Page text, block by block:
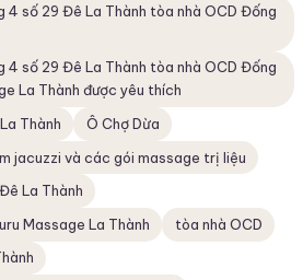
4 số 29 Đê La Thành tòa nhà OCD Đống
4 số 29 Đê La Thành tòa nhà OCD Đống
La Thành được yêu thích
Thành
Ô Chợ Dừa
jacuzzi và các gói massage trị liệu
La Thành
Massage La Thành
tòa nhà OCD